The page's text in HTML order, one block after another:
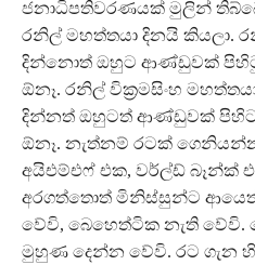
ජනාධිපතිවරණයක් මුලින්
රනිල් මහත්තයා දිනයි කියලා.
දින්නොත් ඔහුට ආණ්ඩුවක්
ඕනෑ. රනිල් වික්‍රමසිංහ
දින්නත් ඔහුටත් ආණ්ඩුවක්
ඕනෑ. නැත්නම් රටක් ගෙනියන්න
අයිඑම්එෆ් එක, වර්ල්ඩ් බෑන්ක්
අරගත්තොත් මිනිස්සුන්ට
වේවි, බෙහෙත්ටික නැති
මුහුණ දෙන්න වේවි. රට ගැන